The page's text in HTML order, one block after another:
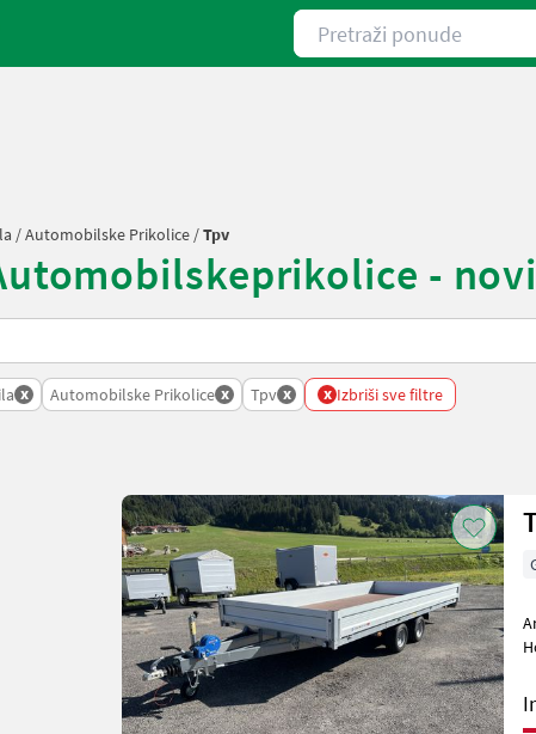
Pretraži ponude
/Automobilske Prikolice /Tpv
-
x Automobilske Prikolice x Tpv x x Izbriši sve filtre